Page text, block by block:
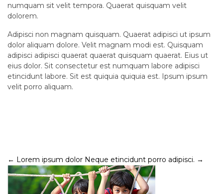
numquam sit velit tempora. Quaerat quisquam velit
dolorem.
Adipisci non magnam quisquam. Quaerat adipisci ut ipsum
dolor aliquam dolore. Velit magnam modi est. Quisquam
adipisci adipisci quaerat quaerat quisquam quaerat. Eius ut
eius dolor. Sit consectetur est numquam labore adipisci
etincidunt labore. Sit est quiquia quiquia est. Ipsum ipsum
velit porro aliquam.
Post
navigation
← Lorem ipsum dolor Neque etincidunt porro adipisci. →